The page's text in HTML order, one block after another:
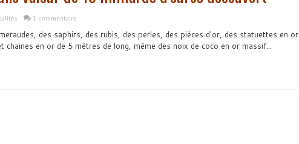
1 commentaire
des saphirs, des rubis, des perles, des pièces d'or, des statuettes en or
chaines en or de 5 mètres de long, même des noix de coco en or massif...